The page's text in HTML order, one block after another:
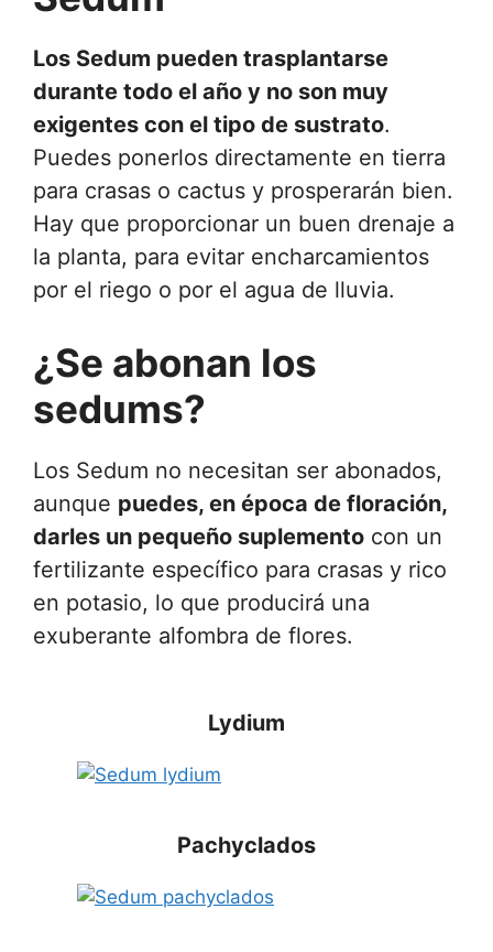
Los Sedum pueden trasplantarse
durante todo el año y no son muy
exigentes con el tipo de sustrato.
Puedes ponerlos directamente en tierra
para crasas o cactus y prosperarán bien.
Hay que proporcionar un buen drenaje a
la planta, para evitar encharcamientos
por el riego o por el agua de lluvia.
¿Se abonan los
sedums?
Los Sedum no necesitan ser abonados,
aunque puedes, en época de floración,
darles un pequeño suplemento con un
fertilizante específico para crasas y rico
en potasio, lo que producirá una
exuberante alfombra de flores.
Lydium
Pachyclados